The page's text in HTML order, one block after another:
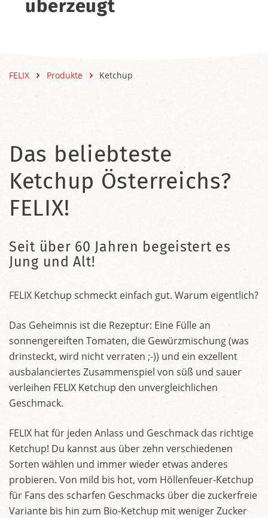
überzeugt
FELIX Produkte Ketchup
Das beliebteste
Ketchup Österreichs?
FELIX!
Seit über 60 Jahren begeistert es
Jung und Alt!
FELIX Ketchup schmeckt einfach gut. Warum eigentlich?
Das Geheimnis ist die Rezeptur: Eine Fülle an
sonnengereiften Tomaten, die Gewürzmischung (was
drinsteckt, wird nicht verraten ;-)) und ein exzellent
ausbalanciertes Zusammenspiel von süß und sauer
verleihen FELIX Ketchup den unvergleichlichen
Geschmack.
FELIX hat für jeden Anlass und Geschmack das richtige
Ketchup! Du kannst aus über zehn verschiedenen
Sorten wählen und immer wieder etwas anderes
probieren. Von mild bis hot, vom Höllenfeuer-Ketchup
für Fans des scharfen Geschmacks über die zuckerfreie
Variante bis hin zum Bio-Ketchup mit weniger Zucker